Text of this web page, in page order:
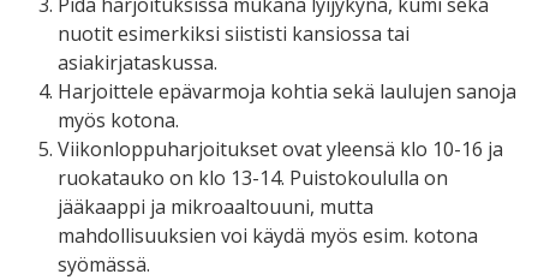
nuotit esimerkiksi siististi kansiossa tai
asiakirjataskussa.
Harjoittele epävarmoja kohtia sekä laulujen sanoja
myös kotona.
Viikonloppuharjoitukset ovat yleensä klo 10-16 ja
ruokatauko on klo 13-14. Puistokoululla on
jääkaappi ja mikroaaltouuni, mutta
mahdollisuuksien voi käydä myös esim. kotona
syömässä.